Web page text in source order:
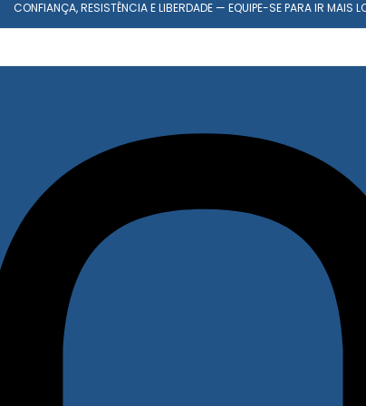
CONFIANÇA, RESISTÊNCIA E LIBERDADE — EQUIPE-SE PARA IR MAIS